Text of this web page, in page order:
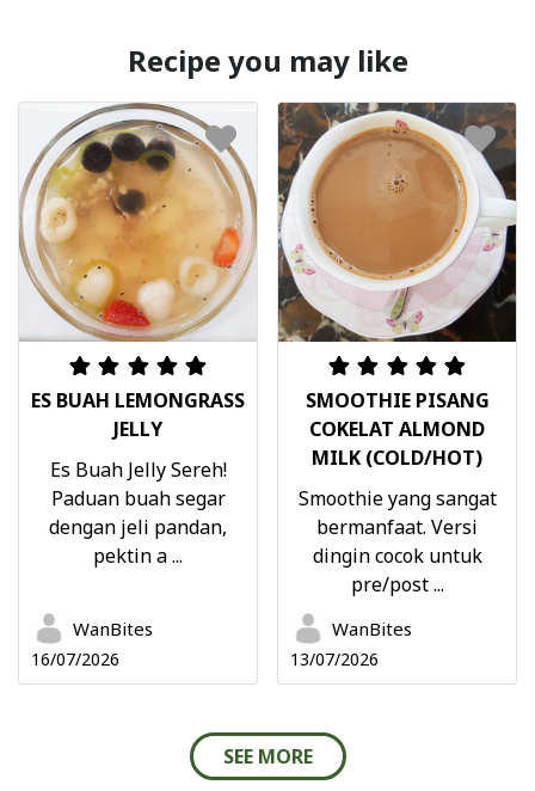
Recipe you may like
ES BUAH LEMONGRASS
JELLY
Es Buah Jelly Sereh!
Paduan buah segar
dengan jeli pandan,
pektin a ...
WanBites
16/07/2026
SMOOTHIE PISANG
COKELAT ALMOND
MILK (COLD/HOT)
Smoothie yang sangat
bermanfaat. Versi
dingin cocok untuk
pre/post ...
WanBites
13/07/2026
SEE MORE